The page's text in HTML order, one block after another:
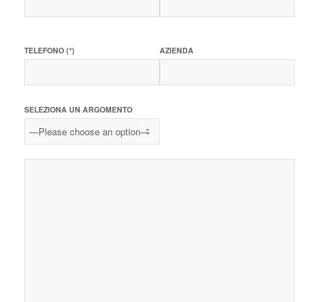
TELEFONO (*) AZIENDA
SELEZIONA UN ARGOMENTO